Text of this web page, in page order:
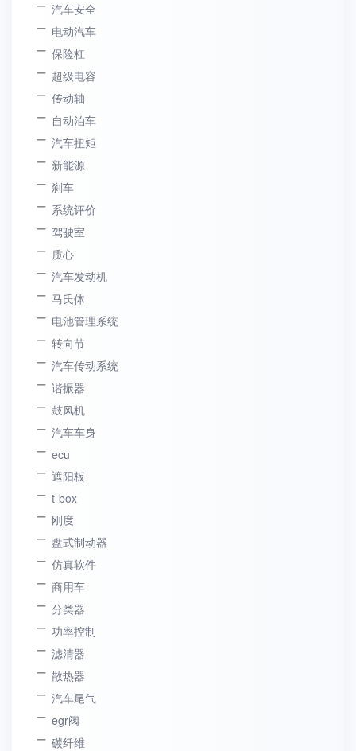
汽车安全
电动汽车
保险杠
超级电容
传动轴
自动泊车
汽车扭矩
新能源
刹车
系统评价
驾驶室
质心
汽车发动机
马氏体
电池管理系统
转向节
汽车传动系统
谐振器
鼓风机
汽车车身
ecu
遮阳板
t-box
刚度
盘式制动器
仿真软件
商用车
分类器
功率控制
滤清器
散热器
汽车尾气
egr阀
碳纤维